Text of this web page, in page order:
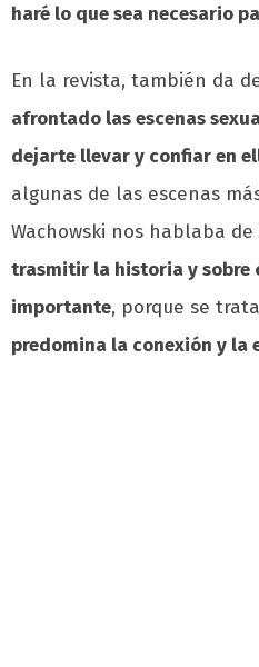
haré lo que sea necesario
En la revista, también da
afrontado las escenas
dejarte llevar y confiar en
algunas de las escenas
Wachowski nos hablaba
trasmitir la historia y sobre
importante, porque se
predomina la conexión y la